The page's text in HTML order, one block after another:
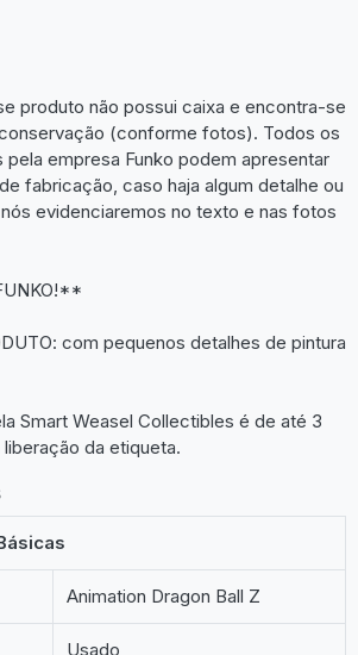
produto não possui caixa e encontra-se
(conforme fotos). Todos os
empresa Funko podem apresentar
fabricação, caso haja algum detalhe ou
evidenciaremos no texto e nas fotos
com pequenos detalhes de pintura
Smart Weasel Collectibles é de até 3
da etiqueta.
Animation Dragon Ball Z
Usado